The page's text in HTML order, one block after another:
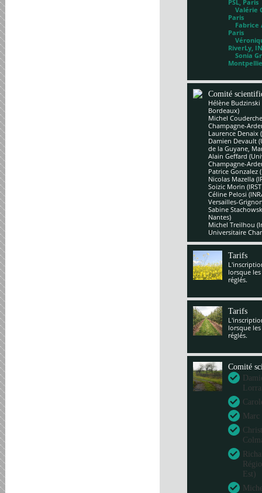
PSL, Paris
Valérie
Paris
Fabrice
Paris
RiverLy,
Sonia
Comité
Hélène
Bordeaux)
Michel
Champagne-
Laurence Denaix
Damien Devault
de la Guyane,
Alain Geffard
Champagne-
Patrice Gonzalez
Nicolas Mazella
Soizic Morin
Céline Pelosi
Versailles-
Sabine
Nantes)
Michel Treilhou
Universitaire
Tarifs
lorsque
réglés.
Tarifs
lorsque
réglés.
Comité
Est)